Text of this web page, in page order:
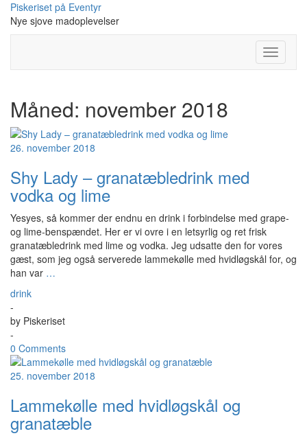
Skip
content
Piskeriset på Eventyr
Nye sjove madoplevelser
Toggle
Måned: november 2018
26. november 2018
Shy Lady – granatæbledrink med
vodka og lime
Yesyes, så kommer der endnu en drink i forbindelse med grape-
og lime-benspændet. Her er vi ovre i en letsyrlig og ret frisk
granatæbledrink med lime og vodka. Jeg udsatte den for vores
gæst, som jeg også serverede lammekølle med hvidløgskål for, og
han var …
drink
-
by Piskeriset
-
0 Comments
25. november 2018
Lammekølle med hvidløgskål og
granatæble